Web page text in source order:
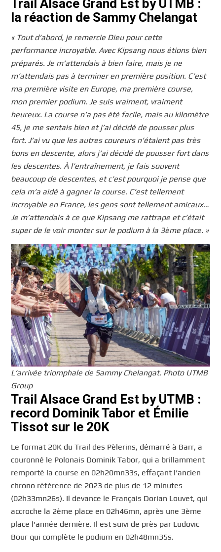
Trail Alsace Grand Est by UTMB :
la réaction de Sammy Chelangat
« Tout d’abord, je remercie Dieu pour cette
performance incroyable. Avec Kipsang nous étions bien
préparés. Je m’attendais à bien faire, mais je ne
m’attendais pas à terminer en première position. C’est
ma première visite en Europe, ma première course,
mon premier podium. Je suis vraiment, vraiment
heureux. La course n’a pas été facile, mais au kilomètre
45, je me sentais bien et j’ai décidé de pousser plus
fort. J’ai vu que les autres coureurs n’étaient pas très
bons en descente, alors j’ai décidé de pousser fort dans
les descentes. À l’entraînement, je fais souvent
beaucoup de descentes, et c’est pourquoi je pense que
cela m’a aidé à gagner la course. C’est tellement
incroyable en France, les gens sont tellement amicaux…
Je m’attendais à ce que Kipsang me rattrape et c’était
super de le voir monter sur le podium à la 3ème place. »
L’arrivée triomphale de Sammy Chelangat. Photo UTMB
Group
Trail Alsace Grand Est by UTMB :
record Dominik Tabor et Émilie
Tissot sur le 20K
Le format 20K du Trail des Pèlerins, démarré à Barr, a
couronné le Polonais Dominik Tabor, qui a brillamment
remporté la course en 02h20mn33s, effaçant l’ancien
chrono référence de 2023 de plus de 12 minutes
(02h33mn26s). Il devance le Français Dorian Louvet, qui
accroche la 2ème place en 02h46mn, après une 3ème
place l’année dernière. Il est suivi de près par Ludovic
Bour qui complète le podium en 02h48mn35s.